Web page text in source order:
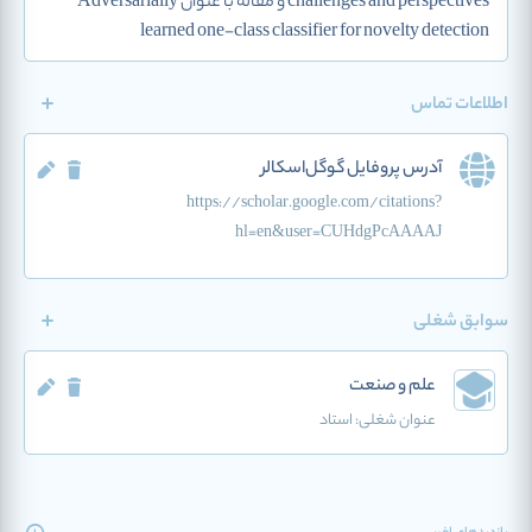
learned one-class classifier for novelty detection
اطلاعات تماس
آدرس پروفایل گوگل‌اسکالر
https://scholar.google.com/citations?
hl=en&user=CUHdgPcAAAAJ
سوابق شغلی
علم و صنعت
عنوان شغلی:استاد